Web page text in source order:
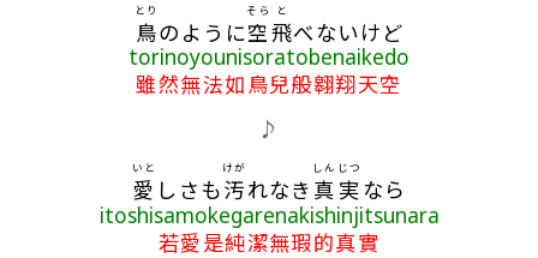
鳥
とり
のように空
そら
飛
と
べないけど
torinoyounisoratobenaikedo
雖然無法如鳥兒般翱翔天空
♪
愛
いと
しさも汚
けが
れなき 真実
しんじつ
なら
itoshisamokegarenakishinjitsunara
若愛是純潔無瑕的真實